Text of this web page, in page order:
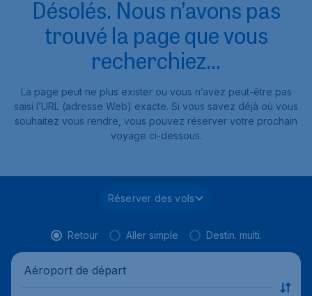
Désolés. Nous n’avons pas
trouvé la page que vous
recherchiez...
La page peut ne plus exister ou vous n’avez peut-être pas
saisi l’URL (adresse Web) exacte. Si vous savez déjà où vous
souhaitez vous rendre, vous pouvez réserver votre prochain
voyage ci-dessous.
Réserver des vols
Retour Aller simple Destin. multi.
Aéroport de départ